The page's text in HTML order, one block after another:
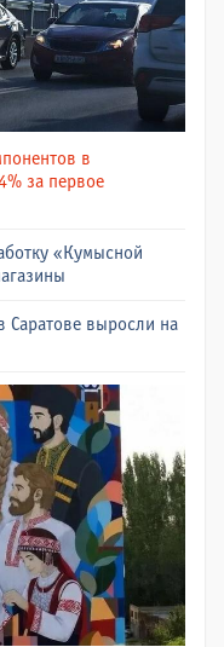
в
за первое
«Кумысной
Саратове выросли на